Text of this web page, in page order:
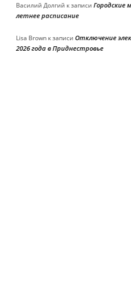
Василий Долгий к записи
летнее расписание
Lisa Brown к записи Отключение
2026 года в Приднестровье